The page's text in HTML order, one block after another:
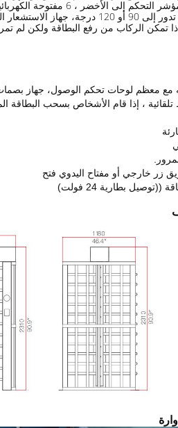
مع معظم لوحات تحكم الوصول، جهاز
، إذا قام الأشخاص بسحب البطاقة
زر خارجي أو مفتاح اليدوي فتح
بطارية 24 فولت)